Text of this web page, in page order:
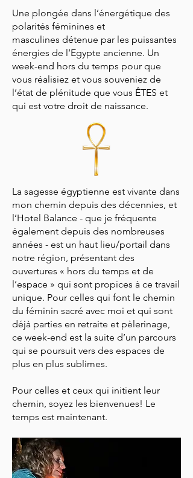
Une plongée dans l’énergétique des
polarités féminines et
masculines détenue par les puissantes
énergies de l’Egypte ancienne. Un
week-end hors du temps pour que
vous réalisiez et vous souveniez de
l’état de plénitude que vous ÊTES et
qui est votre droit de naissance.
La sagesse égyptienne est vivante dans
mon chemin depuis des décennies, et
l’Hotel Balance - que je fréquente
également depuis des nombreuses
années - est un haut lieu/portail dans
notre région, présentant des
ouvertures « hors du temps et de
l’espace » qui sont propices à ce travail
unique. Pour celles qui font le chemin
du féminin sacré avec moi et qui sont
déjà parties en retraite et pèlerinage,
ce week-end est la suite d’un parcours
qui se poursuit vers des espaces de
plus en plus sublimes.
Pour celles et ceux qui initient leur
chemin, soyez les bienvenues! Le
temps est maintenant.